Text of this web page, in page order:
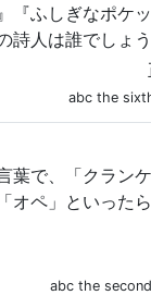
『ふしぎなポケ
詩人は誰でしょ
abc the
葉で、「クラン
オペ」といった
abc the